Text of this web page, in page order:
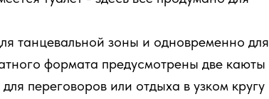
танцевальной зоны и одновременно для
формата предусмотрены две каюты
переговоров или отдыха в узком кругу